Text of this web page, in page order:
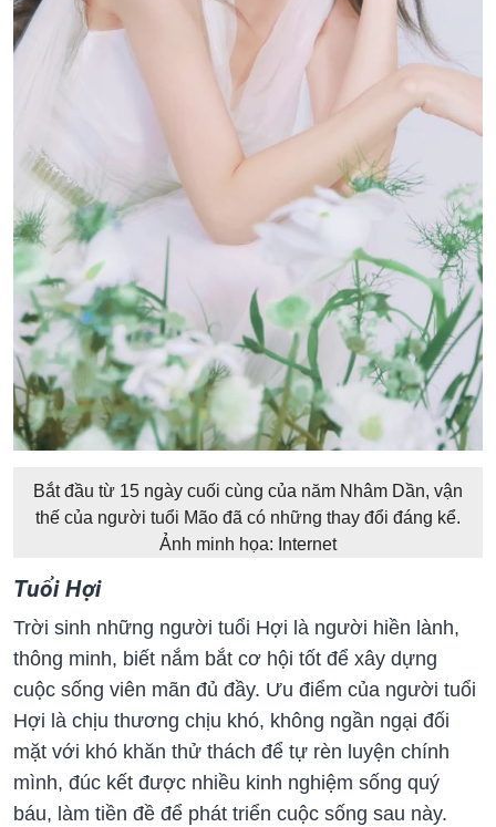
Bắt đầu từ 15 ngày cuối cùng của năm Nhâm Dần, vận
thế của người tuổi Mão đã có những thay đổi đáng kể.
Ảnh minh họa: Internet
Tuổi Hợi
Trời sinh những người tuổi Hợi là người hiền lành,
thông minh, biết nắm bắt cơ hội tốt để xây dựng
cuộc sống viên mãn đủ đầy. Ưu điểm của người tuổi
Hợi là chịu thương chịu khó, không ngần ngại đối
mặt với khó khăn thử thách để tự rèn luyện chính
mình, đúc kết được nhiều kinh nghiệm sống quý
báu, làm tiền đề để phát triển cuộc sống sau này.